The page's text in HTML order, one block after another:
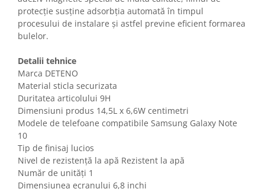
Console, Jocuri & Accesorii
Ingrijire personala & Cosmetice
Accesorii aparate de ras electrice
Accesorii aparate hair styling
Aparate & Accesorii ingrijire
personala
Aparate cosmetice
Articole Sanatate si Wellness
Consumabile sanitare
Cosmetice si produse ingrijire
personala
Igiena dentara
Jucarii, Copii & Bebe
protecție susține adsorbția automată în timpul
procesului de instalare și astfel previne eficient formarea
bulelor.
Detalii tehnice
Marca DETENO
Material sticla securizata
Duritatea articolului 9H
Dimensiuni produs 14,5L x 6,6W centimetri
Modele de telefoane compatibile Samsung Galaxy Note
10
Tip de finisaj lucios
Nivel de rezistență la apă Rezistent la apă
Număr de unități 1
Dimensiunea ecranului 6,8 inchi